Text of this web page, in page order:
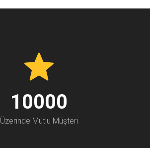
10000
Üzerinde Mutlu Müşteri